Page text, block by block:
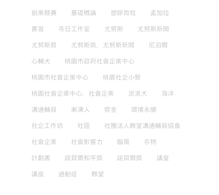
創業競賽 基礎概論 塑膠微粒 孟加拉
實習 寺日工作室 尤努斯 尤努斯新聞
尤努斯獎 尤努斯獎，尤努斯新聞 尼泊爾
心輔犬 桃園市政府社會企業中心
桃園市社會企業中心 桃園社企小聚
桃園社會企業中心，社會企業 流浪犬 海洋
溝通輔具 漸凍人 獎金 環境永續
社企工作坊 社區 社團法人麒望溝通輔具協會
社會企業 社會影響力 腦傷 衣物
計劃書 諾貝爾和平獎 諾貝爾獎 講堂
講座 過動症 麒望